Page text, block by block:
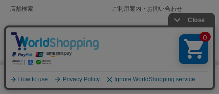
絞り込む
店舗検索 ご利用案内・お問い合わせ
新卒 新卒採用情報